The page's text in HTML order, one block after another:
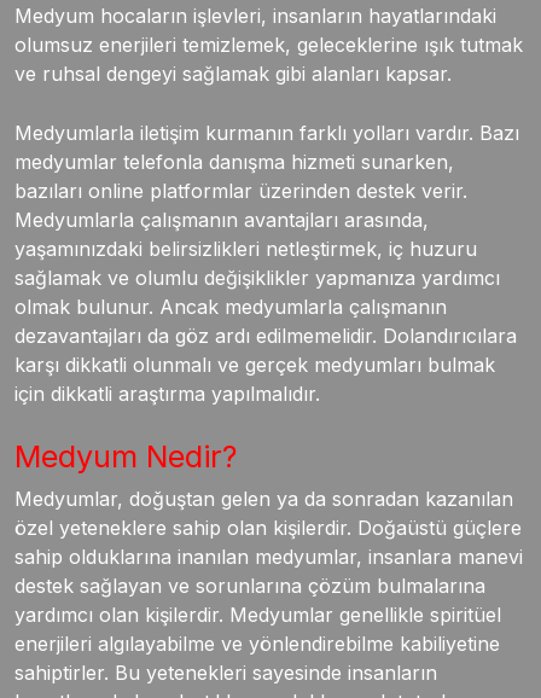
Medyum hocaların işlevleri, insanların hayatlarındaki
olumsuz enerjileri temizlemek, geleceklerine ışık tutmak
ve ruhsal dengeyi sağlamak gibi alanları kapsar.
Medyumlarla iletişim kurmanın farklı yolları vardır. Bazı
medyumlar telefonla danışma hizmeti sunarken,
bazıları online platformlar üzerinden destek verir.
Medyumlarla çalışmanın avantajları arasında,
yaşamınızdaki belirsizlikleri netleştirmek, iç huzuru
sağlamak ve olumlu değişiklikler yapmanıza yardımcı
olmak bulunur. Ancak medyumlarla çalışmanın
dezavantajları da göz ardı edilmemelidir. Dolandırıcılara
karşı dikkatli olunmalı ve gerçek medyumları bulmak
için dikkatli araştırma yapılmalıdır.
Medyum Nedir?
Medyumlar, doğuştan gelen ya da sonradan kazanılan
özel yeteneklere sahip olan kişilerdir. Doğaüstü güçlere
sahip olduklarına inanılan medyumlar, insanlara manevi
destek sağlayan ve sorunlarına çözüm bulmalarına
yardımcı olan kişilerdir. Medyumlar genellikle spiritüel
enerjileri algılayabilme ve yönlendirebilme kabiliyetine
sahiptirler. Bu yetenekleri sayesinde insanların